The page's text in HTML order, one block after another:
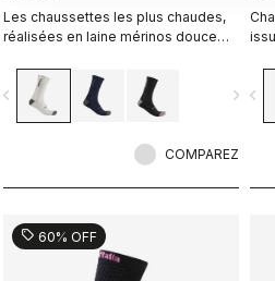
Les chaussettes les plus chaudes,
réalisées en laine mérinos douce
les jours de froid, et une hauteur de
20 cm.
navigate_next
COMPAREZ
navigate_before
sell 60% OFF